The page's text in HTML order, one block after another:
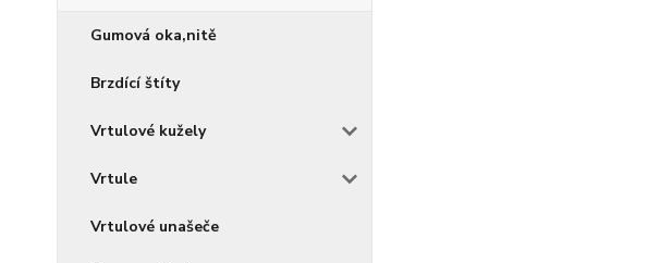
Gumová oka,nitě
Brzdící štíty
Vrtulové kužely
Vrtule
Vrtulové unašeče